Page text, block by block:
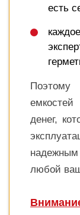
есть
Поэтому
денег,
любой